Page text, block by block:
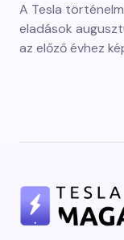
A Tesla
eladások
az előző évhez